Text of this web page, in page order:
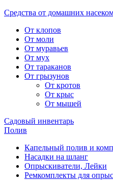
Средства от домашних
От клопов
От моли
От муравьев
От мух
От тараканов
От грызунов
От кротов
От крыс
От мышей
Садовый инвентарь
Полив
Капельный полив и
Насадки на шланг
Опрыскиватели, Лейки
Ремкомплекты для